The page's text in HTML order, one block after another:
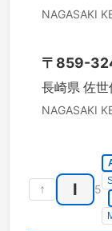
NAGASAKI
〒 859-
長崎県 佐世
NAGASAKI
↑ I 5